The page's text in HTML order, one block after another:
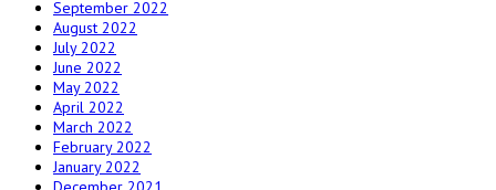
September 2022
August 2022
July 2022
June 2022
May 2022
April 2022
March 2022
February 2022
January 2022